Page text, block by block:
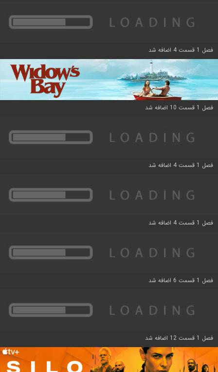
فصل 1 قسمت 4 اضافه شد
فصل 1 قسمت 10 اضافه شد
فصل 1 قسمت 4 اضافه شد
فصل 1 قسمت 4 اضافه شد
فصل 1 قسمت 6 اضافه شد
فصل 1 قسمت 12 اضافه شد